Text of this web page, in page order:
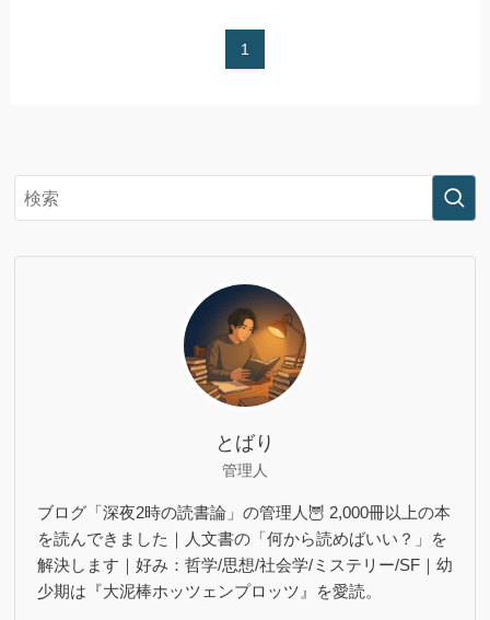
1
とばり
管理人
ブログ「深夜2時の読書論」の管理人🦉 2,000冊以上の本
を読んできました｜人文書の「何から読めばいい？」を
解決します｜好み：哲学/思想/社会学/ミステリー/SF｜幼
少期は『大泥棒ホッツェンプロッツ』を愛読。